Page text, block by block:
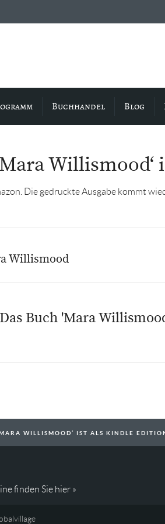
Buchhandel Blog
Die gedruckte Ausgabe kommt
Willismood
Buch 'Mara
WILLISMOOD‘ IST ALS KINDLE
finden Sie hier »